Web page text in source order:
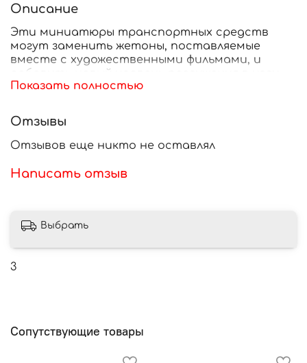
Описание
Эти миниатюры транспортных средств
могут заменить жетоны, поставляемые
вместе с художественными фильмами, и
добавить новый уровень погружения в игру
Final Girl.
6 минифигурок
‣ 1 Super Loader (
‣ 1 Skidozer (Station 2891 )
‣ 1 Arctic Helicopter (
‣ 1 Raft (Storybook Woods
Показать полностью
Отзывы
Отзывов еще никто не оставлял
Написать отзыв
Выбрать
3
Сопутствующие товары